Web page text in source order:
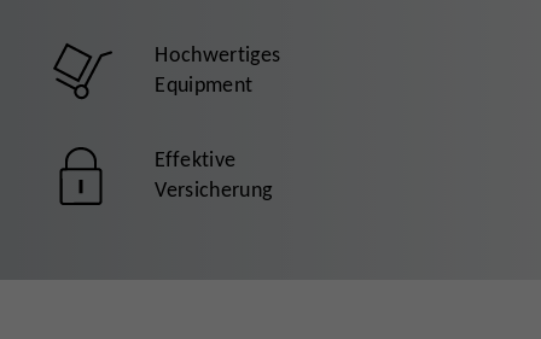
Hochwertiges
Equipment
Effektive
Versicherung